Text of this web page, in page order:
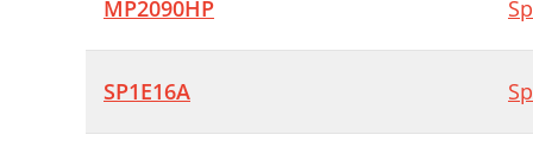
MP2090HP
SP1E16A